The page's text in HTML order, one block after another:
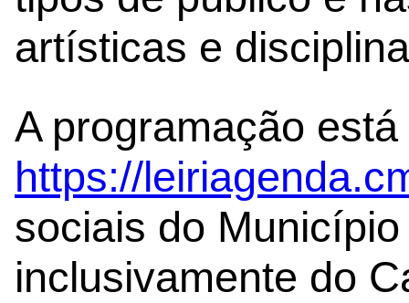
artísticas e
A programação
https://
sociais do
inclusivamente do